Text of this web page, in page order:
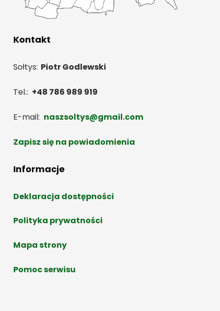
Kontakt
Sołtys: Piotr Godlewski
Tel.: +48 786 989 919
E-mail: naszsoltys@gmail.com
Zapisz się na powiadomienia
Informacje
Deklaracja dostępności
Polityka prywatności
Mapa strony
Pomoc serwisu